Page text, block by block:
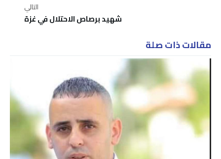
التالي
شهيد برصاص الاحتلال في غزة
مقالات ذات صلة